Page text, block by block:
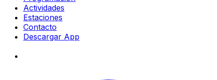
Actividades
Estaciones
Contacto
Descargar App